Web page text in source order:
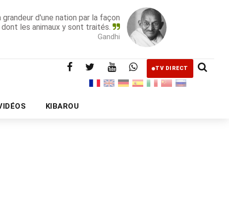
d'une nation par la façon
dont les animaux y sont traités.
Gandhi
TV DIRECT
KIBAROU